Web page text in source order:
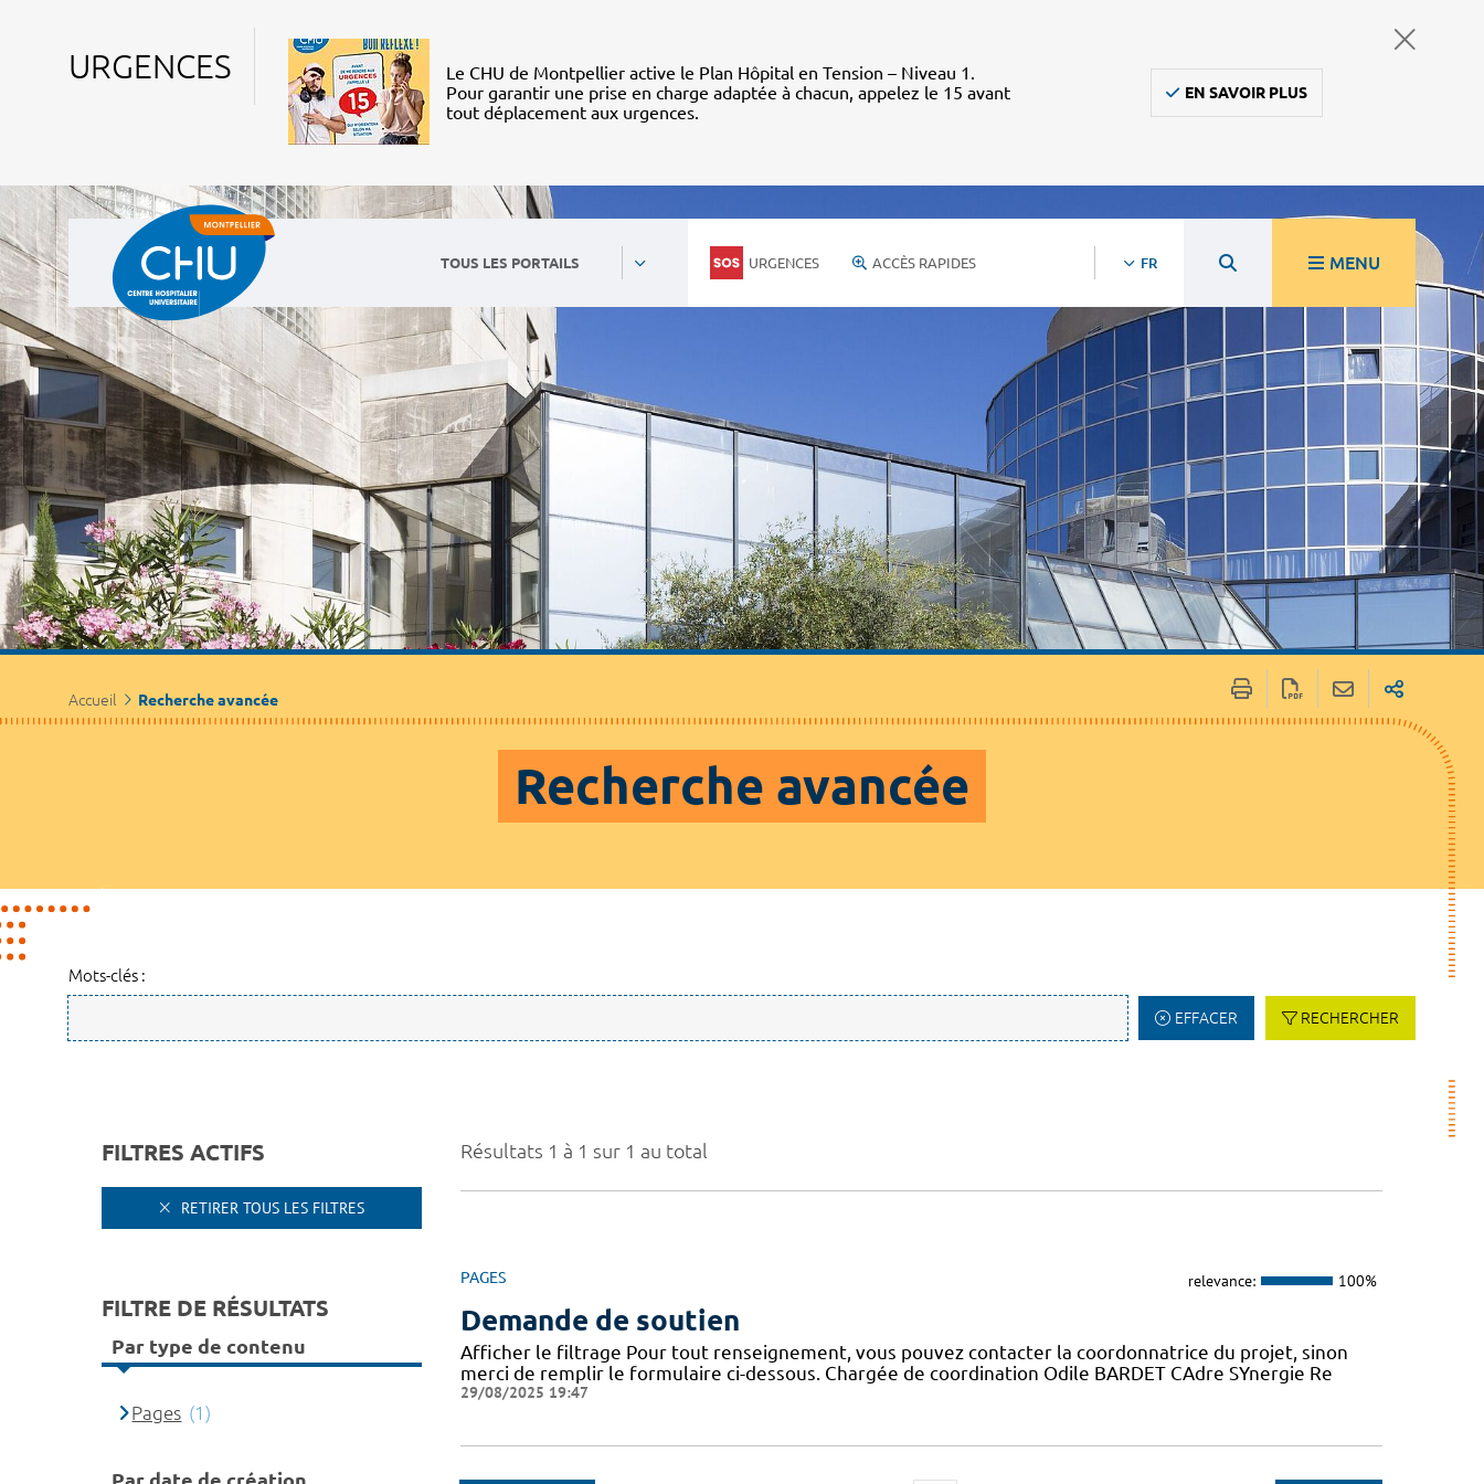
URGENCES
Le CHU de Montpellier active le Plan Hôpital en Tension – Niveau 1.
Pour garantir une prise en charge adaptée à chacun, appelez le 15 avant
tout déplacement aux urgences.
EN SAVOIR PLUS
TOUS LES PORTAILS URGENCES ACCÈS RAPIDES FR MENU
Accueil Recherche avancée
Recherche avancée
Mots-clés :
EFFACER RECHERCHER
Résultats 1 à 1 sur 1 au total
PAGES relevance: 100%
Demande de soutien
Afficher le filtrage Pour tout renseignement, vous pouvez contacter la coordonnatrice du projet, sinon
merci de remplir le formulaire ci-dessous. Chargée de coordination Odile BARDET CAdre SYnergie Re
29/08/2025 19:47
FILTRES ACTIFS
RETIRER TOUS LES FILTRES
FILTRE DE RÉSULTATS
Par type de contenu
Pages (1)